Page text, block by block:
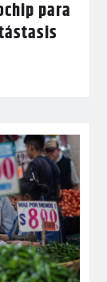
para